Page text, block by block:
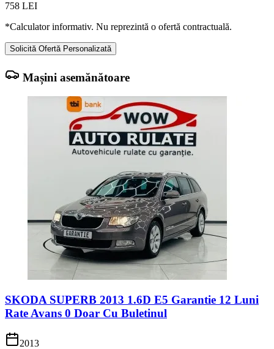
758 LEI
*Calculator informativ. Nu reprezintă o ofertă contractuală.
Solicită Ofertă Personalizată
Mașini asemănătoare
SKODA SUPERB 2013 1.6D E5 Garantie 12 Luni
Rate Avans 0 Doar Cu Buletinul
2013